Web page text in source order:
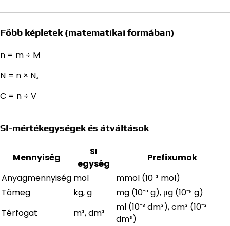
Főbb képletek (matematikai formában)
n = m ÷ M
N = n × Nₐ
C = n ÷ V
SI-mértékegységek és átváltások
Mennyiség
SI
egység
Prefixumok
Anyagmennyiség mol
mmol (10⁻³ mol)
Tömeg
kg, g
mg (10⁻³ g), μg (10⁻⁶ g)
Térfogat
m³, dm³
ml (10⁻³ dm³), cm³ (10⁻³
dm³)